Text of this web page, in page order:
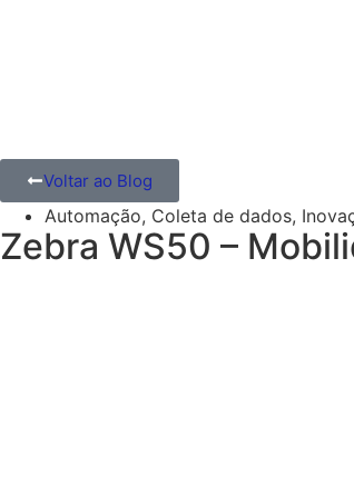
Voltar ao Blog
Automação, Coleta de dados,
Zebra WS50 –